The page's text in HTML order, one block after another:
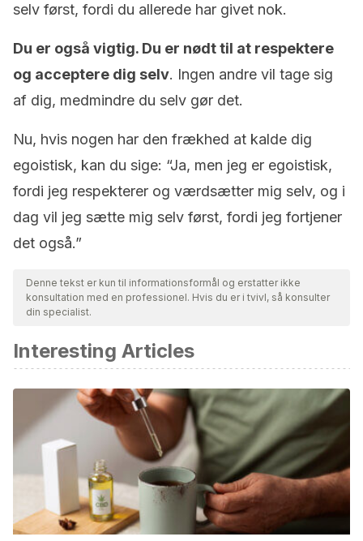
selv først, fordi du allerede har givet nok.
Du er også vigtig. Du er nødt til at respektere
og acceptere dig selv. Ingen andre vil tage sig
af dig, medmindre du selv gør det.
Nu, hvis nogen har den frækhed at kalde dig
egoistisk, kan du sige: “Ja, men jeg er egoistisk,
fordi jeg respekterer og værdsætter mig selv, og i
dag vil jeg sætte mig selv først, fordi jeg fortjener
det også.”
Denne tekst er kun til informationsformål og erstatter ikke
konsultation med en professionel. Hvis du er i tvivl, så konsulter
din specialist.
Interesting Articles